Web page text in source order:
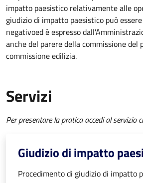
impatto paesistico relativamente alle
giudizio di impatto paesistico può
negativoed è espresso
anche del parere della commissione del
commissione edilizia.
Servizi
Per presentare la pratica accedi al servizio
Giudizio di impatto
Procedimento di giudizio di impatto